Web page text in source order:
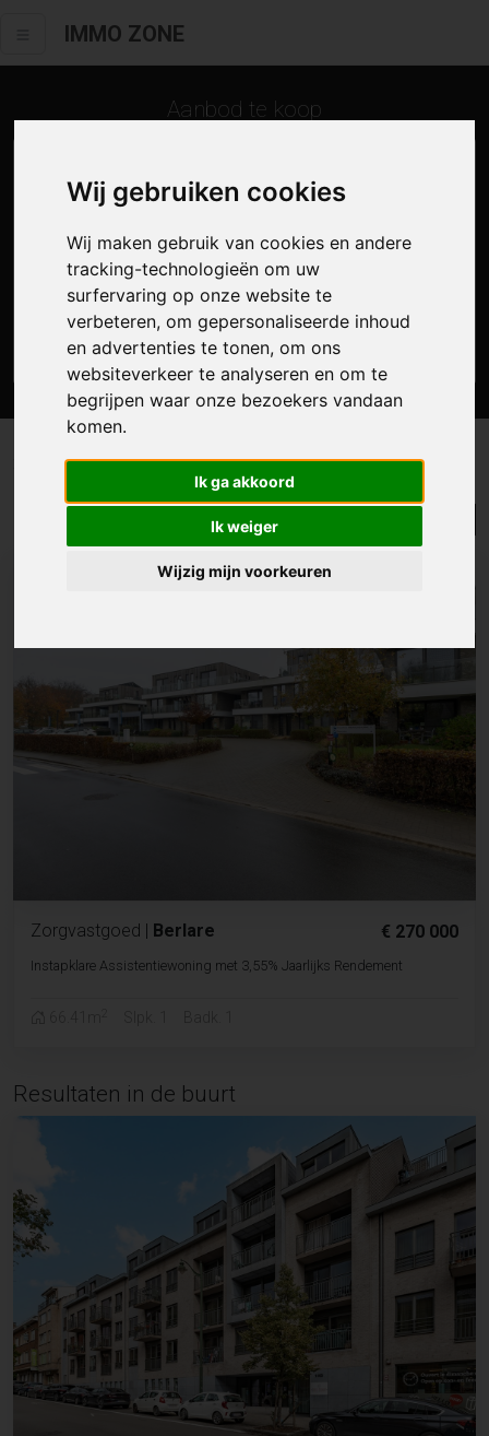
Wij gebruiken cookies
Wij maken gebruik van cookies en andere
tracking-technologieën om uw
surfervaring op onze website te
verbeteren, om gepersonaliseerde inhoud
en advertenties te tonen, om ons
websiteverkeer te analyseren en om te
begrijpen waar onze bezoekers vandaan
komen.
Ik ga akkoord
Ik weiger
Wijzig mijn voorkeuren
IMMO ZONE
Aanbod te koop
Zoek
3 resultaten waarvan 1 in Berlare
€ 270 000
Zorgvastgoed | Berlare
Instapklare Assistentiewoning met 3,55% Jaarlijks Rendement
Resultaten in de buurt